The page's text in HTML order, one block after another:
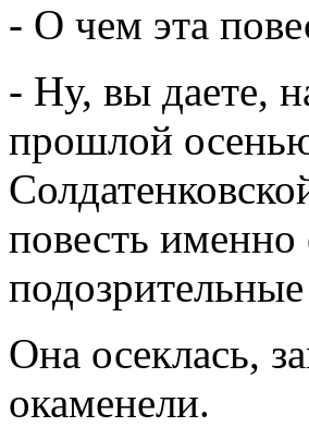
- О чем эта
- Ну, вы даете,
прошлой
повесть
подозрительные
Она осеклась,
окаменели.